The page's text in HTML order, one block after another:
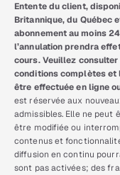
Entente du client,
Britannique, du Québec
abonnement au moins
l’annulation prendra
cours. Veuillez
conditions complètes et
être effectuée en ligne
est réservée aux
admissibles. Elle ne
être modifiée ou
contenus et
diffusion en continu
sont pas activées; des